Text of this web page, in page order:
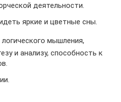
деятельности.
яркие и цветные сны.
мышления,
и анализу, способность к